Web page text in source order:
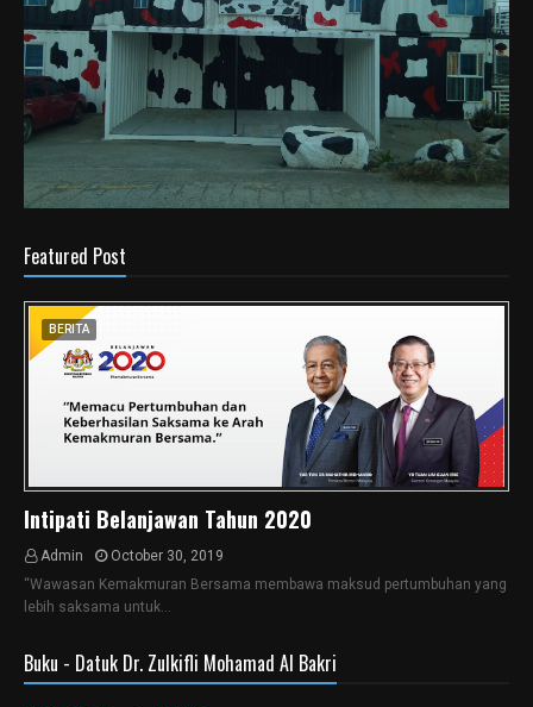
Featured Post
BERITA
Intipati Belanjawan Tahun 2020
Admin
October 30, 2019
“Wawasan Kemakmuran Bersama membawa maksud pertumbuhan yang
lebih saksama untuk…
Buku - Datuk Dr. Zulkifli Mohamad Al Bakri